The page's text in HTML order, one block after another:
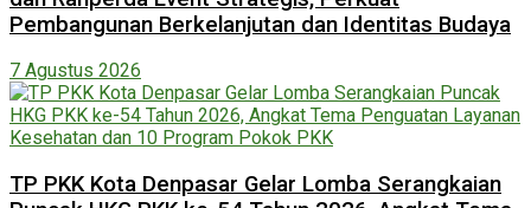
Pembangunan Berkelanjutan dan Identitas Budaya
7 Agustus 2026
TP PKK Kota Denpasar Gelar Lomba Serangkaian